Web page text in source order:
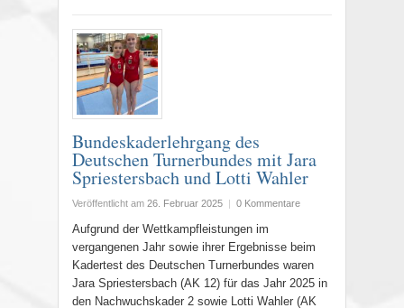
Bundeskaderlehrgang des
Deutschen Turnerbundes mit Jara
Spriestersbach und Lotti Wahler
Veröffentlicht am 26. Februar 2025 | 0 Kommentare
Aufgrund der Wettkampfleistungen im
vergangenen Jahr sowie ihrer Ergebnisse beim
Kadertest des Deutschen Turnerbundes waren
Jara Spriestersbach (AK 12) für das Jahr 2025 in
den Nachwuchskader 2 sowie Lotti Wahler (AK